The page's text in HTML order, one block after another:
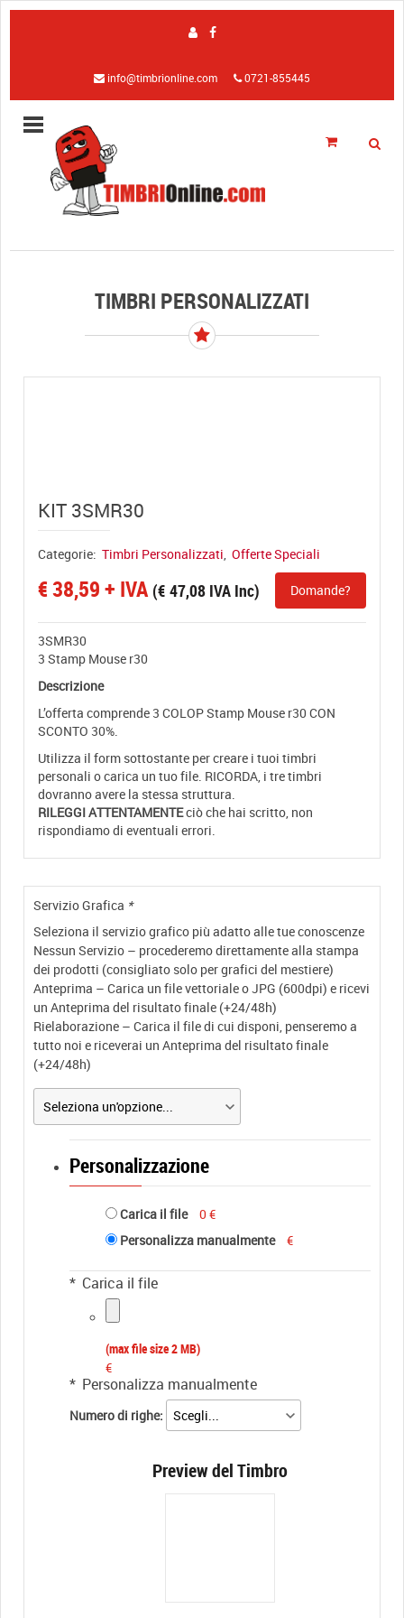
info@timbrionline.com 0721-855445
TIMBRI PERSONALIZZATI
KIT 3SMR30
Categorie: Timbri Personalizzati Offerte Speciali
€38,59+ IVA (€ 47,08 IVA Inc) Domande?
3SMR30
3 Stamp Mouse r30
Descrizione
L’offerta comprende 3 COLOP Stamp Mouse r30 CON
SCONTO 30%.
Utilizza il form sottostante per creare i tuoi timbri
personali o carica un tuo file. RICORDA, i tre timbri
dovranno avere la stessa struttura.
RILEGGI ATTENTAMENTEciò che hai scritto, non
rispondiamo di eventuali errori.
Servizio Grafica *
Seleziona il servizio grafico più adatto alle tue conoscenze
Nessun Servizio – procederemo direttamente alla stampa
dei prodotti (consigliato solo per grafici del mestiere)
Anteprima – Carica un file vettoriale o JPG (600dpi) e ricevi
un Anteprima del risultato finale (+24/48h)
Rielaborazione – Carica il file di cui disponi, penseremo a
tutto noi e riceverai un Anteprima del risultato finale
(+24/48h)
Personalizzazione
Carica il file
0 €
Personalizza manualmente
€
* Carica il file
(max file size 2 MB)
€
* Personalizza manualmente
Numero di righe:
Preview del Timbro